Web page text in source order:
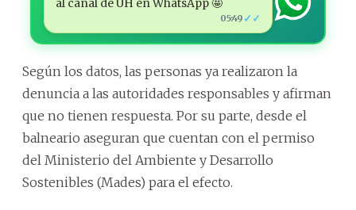
al canal de ÚH en WhatsApp 🤩
05:49 ✓✓
Según los datos, las personas ya realizaron la
denuncia a las autoridades responsables y afirman
que no tienen respuesta. Por su parte, desde el
balneario aseguran que cuentan con el permiso
del Ministerio del Ambiente y Desarrollo
Sostenibles (Mades) para el efecto.